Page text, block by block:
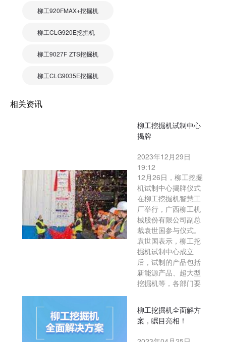
柳工920FMAX+挖掘机
柳工CLG920E挖掘机
柳工9027F ZTS挖掘机
柳工CLG9035E挖掘机
相关资讯
柳工挖掘机试制中心
揭牌
2023年12月29日
19:12
12月26日，柳工挖掘
机试制中心揭牌仪式
在柳工挖掘机智慧工
厂举行，广西柳工机
械股份有限公司副总
裁袁世国参与仪式。
袁世国表示，柳工挖
掘机试制中心成立
后，试制的产品包括
新能源产品、超大型
挖掘机等，各部门要
柳工挖掘机全面解方
案，瞩目亮相！